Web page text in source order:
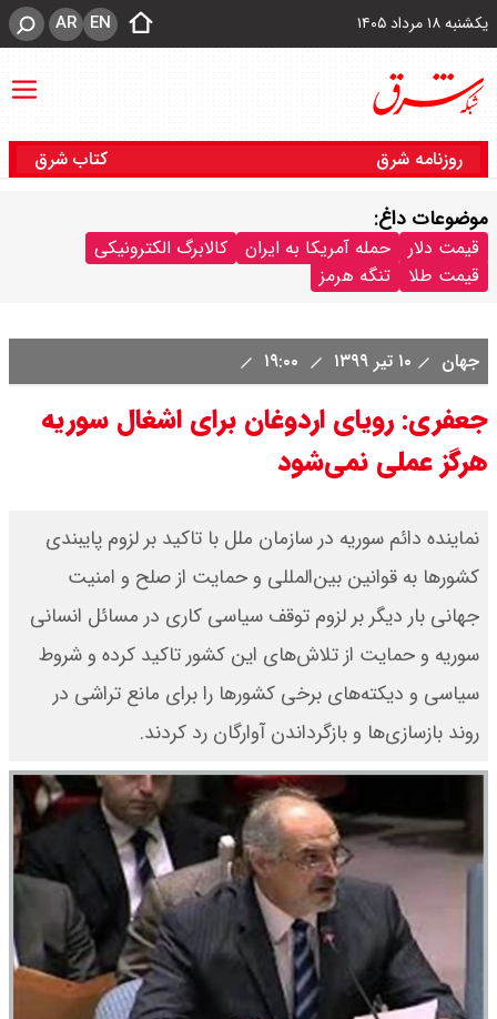
یکشنبه ۱۸ مرداد ۱۴۰۵ EN
AR
روزنامه شرق کتاب شرق
موضوعات داغ:
قیمت دلار حمله آمریکا به ایران
کالابرگ الکترونیکی
قیمت طلا
تنگه هرمز
جهان ۱۰ تیر ۱۳۹۹
جعفری: رویای اردوغان برای اشغال سوریه
هرگز عملی نمی‌شود
نماینده دائم سوریه در سازمان ملل با تاکید بر لزوم پایبندی
کشورها به قوانین بین‌المللی و حمایت از صلح و امنیت
جهانی بار دیگر بر لزوم توقف سیاسی کاری در مسائل انسانی
سوریه و حمایت از تلاش‌های این کشور تاکید کرده و شروط
سیاسی و دیکته‌های برخی کشورها را برای مانع تراشی در
روند بازسازی‌ها و بازگرداندن آوارگان رد کردند.